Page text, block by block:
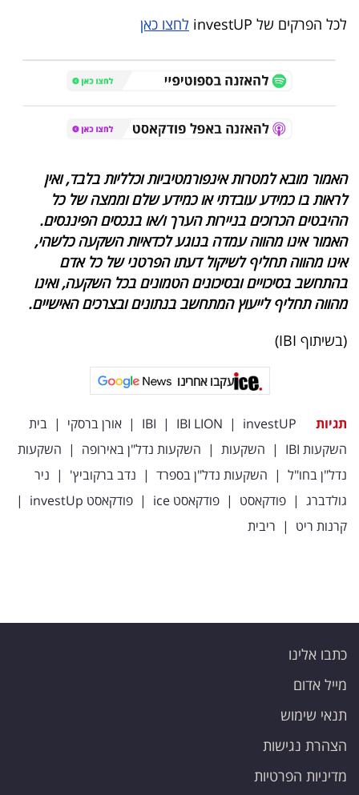
פעולה
ניוזלטרים
מייל
אדום
פרסמו
באייס
עקבו
לכל הפרקים של investUP לחצו כאן
האמור מובא למטרות אינפורמטיביות וכלליות בלבד, ואין
לראות בו כמידע עובדתי או כמידע שלם וממצה של כל
ההיבטים הכרוכים בניירות הערך ו/או בנכסים הפיננסים.
האמור אינו מהווה עמדה בנוגע לכדאיות השקעה כלשהי,
אינו מהווה תחליף לשיקול דעתו הפרטני של כל אדם
בהתחשב בסיכויים ובסיכונים הטמונים בכל השקעה, ואינו
מהווה תחליף לייעוץ המתחשב בנתונים ובצרכים האישיים.
(בשיתוף IBI)
עקבו אחרינו
תגיות IBI | IBI LION | investUP
| אורן ברסקי | בית
השקעות IBI
| השקעות | השקעות נדל"ן באירופה | השקעות
נדל"ן בחו"ל | השקעות נדל"ן בספרד | נדב ברקוביץ' | ניר
גולדברג | פודקאסט | פודקאסט ice | פודקאסט investUp
|
קרנות ריט | ריבית
כתבו אלינו
מייל אדום
תנאי שימוש
הצהרת נגישות
מדיניות הפרטיות